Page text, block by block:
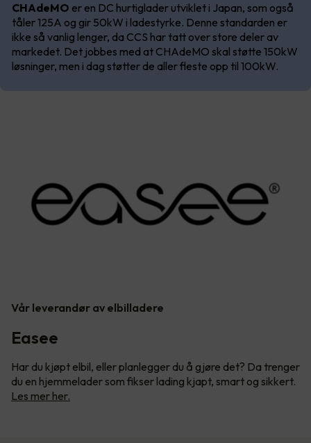
CHAdeMO er en DC hurtiglader utviklet i Japan, som også
tåler 125A og gir 50kW i ladestyrke. Denne standarden er
ikke så vanlig lenger, da CCS har tatt over store deler av
markedet. Det jobbes med at CHAdeMO skal støtte 150kW
løsninger, men i dag støtter de aller fleste opp til 100kW.
Vår leverandør av elbilladere
Easee
Har du kjøpt elbil, eller planlegger du å gjøre det? Da trenger
du en hjemmelader som fikser lading kjapt, smart og sikkert.
Les mer her.